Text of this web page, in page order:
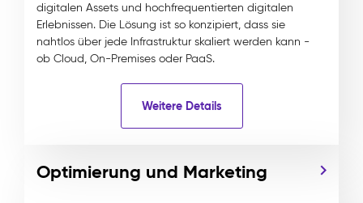
digitalen Assets und hochfrequentierten digitalen
Erlebnissen. Die Lösung ist so konzipiert, dass sie
nahtlos über jede Infrastruktur skaliert werden kann -
ob Cloud, On-Premises oder PaaS.
Weitere Details
Optimierung und Marketing